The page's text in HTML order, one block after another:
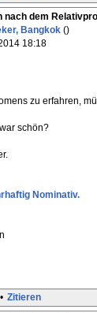
nach dem
Bangkok ()
18:18
zu erfahren,
schön?
Nominativ.
• Zitieren